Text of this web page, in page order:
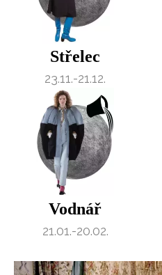
Střelec
23.11.-21.12.
Vodnář
21.01.-20.02.